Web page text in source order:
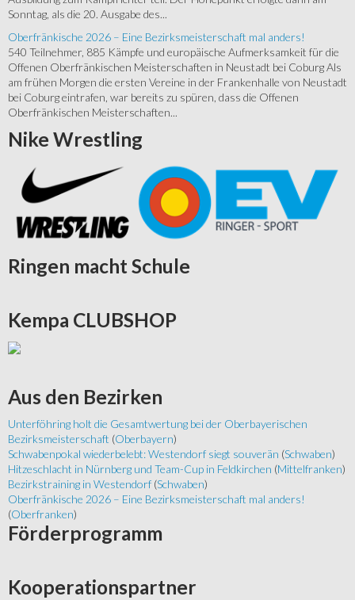
Sonntag, als die 20. Ausgabe des...
Oberfränkische 2026 – Eine Bezirksmeisterschaft mal anders!
540 Teilnehmer, 885 Kämpfe und europäische Aufmerksamkeit für die
Offenen Oberfränkischen Meisterschaften in Neustadt bei Coburg Als
am frühen Morgen die ersten Vereine in der Frankenhalle von Neustadt
bei Coburg eintrafen, war bereits zu spüren, dass die Offenen
Oberfränkischen Meisterschaften...
Nike Wrestling
Ringen macht Schule
Kempa CLUBSHOP
Aus den Bezirken
Unterföhring holt die Gesamtwertung bei der Oberbayerischen
Bezirksmeisterschaft (Oberbayern)
Schwabenpokal wiederbelebt: Westendorf siegt souverän (Schwaben)
Hitzeschlacht in Nürnberg und Team-Cup in Feldkirchen (Mittelfranken)
Bezirkstraining in Westendorf (Schwaben)
Oberfränkische 2026 – Eine Bezirksmeisterschaft mal anders!
(Oberfranken)
Förderprogramm
Kooperationspartner